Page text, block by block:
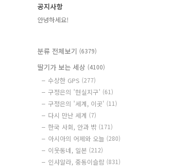
공지사항
안녕하세요!
분류 전체보기 (6379)
딸기가 보는 세상 (4100)
수상한 GPS (277)
구정은의 '현실지구' (61)
구정은의 '세계, 이곳' (11)
다시 만난 세계 (7)
한국 사회, 안과 밖 (171)
아시아의 어제와 오늘 (280)
이웃동네, 일본 (212)
인샤알라, 중동이슬람 (831)